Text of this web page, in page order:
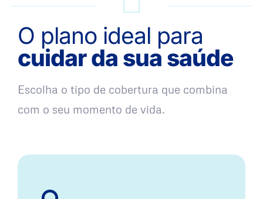
O plano ideal para
cuidar da sua saúde
Escolha o tipo de cobertura que combina
com o seu momento de vida.